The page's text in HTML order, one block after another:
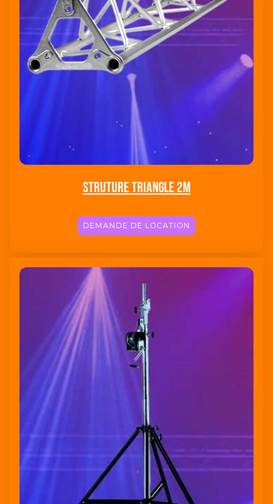
Struture triangle 2M
DEMANDE DE LOCATION